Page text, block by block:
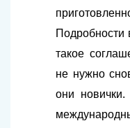
Подробности
такое
не нужно
они